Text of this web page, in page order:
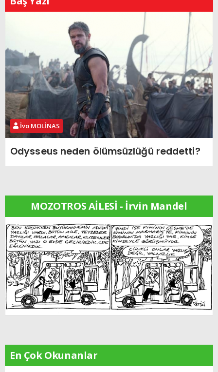
İvo MOLİNAS
Odysseus neden ölümsüzlüğü reddetti?
MOZOTROS AİLESİ - İrvin Mandel
En Çok Okunanlar